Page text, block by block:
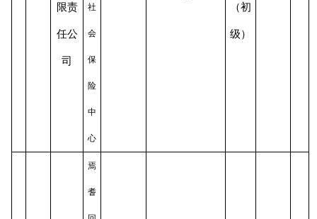
限责
任公
司
社
会
保
险
中
心
（初
级）
焉
耆